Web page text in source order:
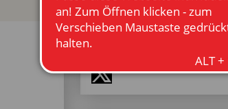
SPORTKREIS @ SOCIAL
MEDIA